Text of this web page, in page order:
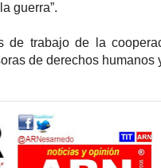
guerra”.
de trabajo de la
de derechos humanos